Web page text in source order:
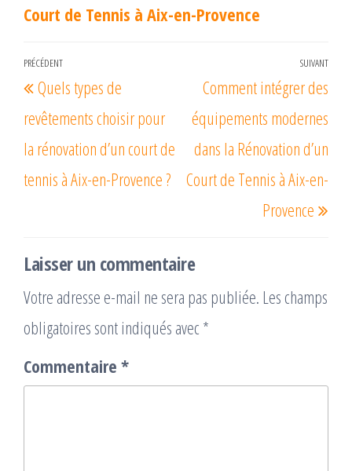
Court de Tennis à Aix-en-Provence
Navigation
de
l’article
Article
précédent
PRÉCÉDENT
Quels types de
revêtements choisir pour
la rénovation d’un court de
tennis à Aix-en-Provence ?
SUIVANT
Comment intégrer des
équipements modernes
dans la Rénovation d’un
Court de Tennis à Aix-en-
Provence
Laisser un commentaire
Votre adresse e-mail ne sera pas publiée. Les champs
obligatoires sont indiqués avec *
Commentaire *